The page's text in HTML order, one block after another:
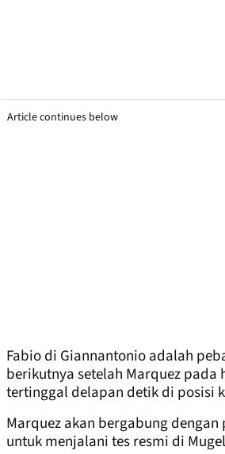
Article continues below
Fabio di Giannantonio adalah
berikutnya setelah Marquez pada
tertinggal delapan detik di posisi
Marquez akan bergabung
untuk menjalani tes resmi di